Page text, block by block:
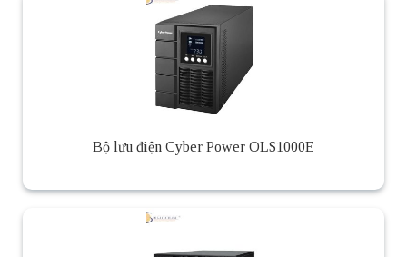
Bộ lưu điện Cyber Power OLS1000E